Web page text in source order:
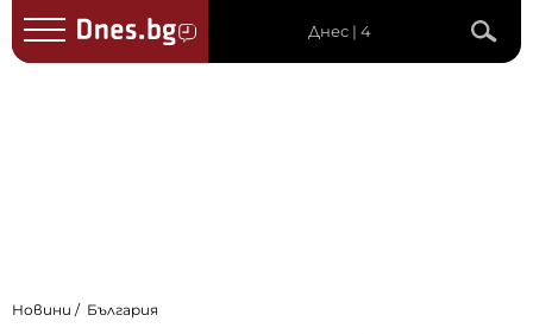
Днес | 4
Новини България